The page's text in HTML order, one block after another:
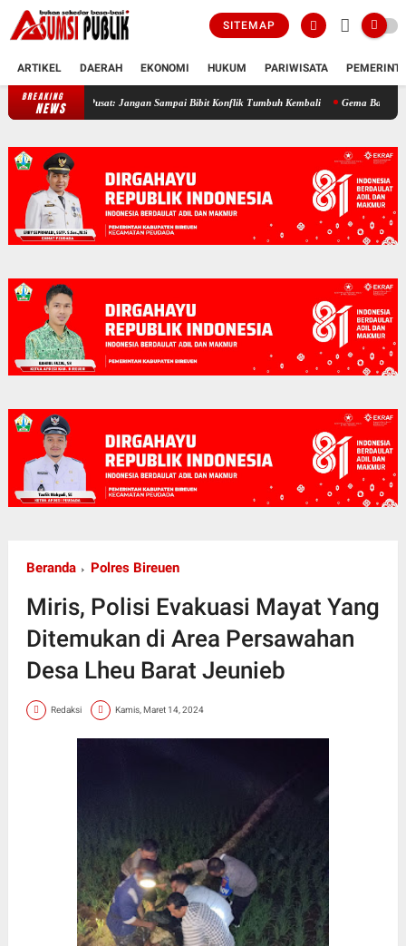
SITEMAP
ARTIKEL DAERAH EKONOMI HUKUM PARIWISATA
BREAKING
NEWS 21 Tahun Damai Aceh, JASA Bireuen Ingatkan Pemerintah Pusat: Jangan
Beranda Polres Bireuen
Miris, Polisi Evakuasi Mayat Yang
Ditemukan di Area Persawahan
Desa Lheu Barat Jeunieb
Redaksi Kamis, Maret 14, 2024